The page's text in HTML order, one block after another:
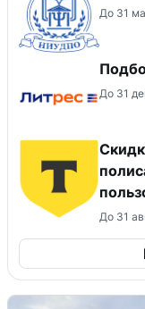
До 31
До 31
До 31